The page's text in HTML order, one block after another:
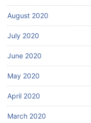
August 2020
July 2020
June 2020
May 2020
April 2020
March 2020